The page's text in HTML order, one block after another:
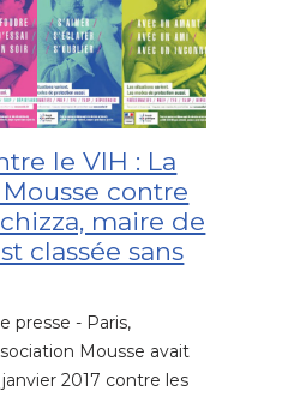
le VIH : La
contre
maire de
classée sans
presse - Paris,
Mousse avait
2017 contre les